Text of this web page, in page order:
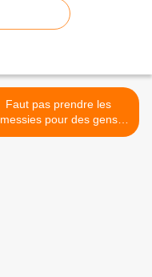
Faut pas prendre les
messies pour des gens
ternes >